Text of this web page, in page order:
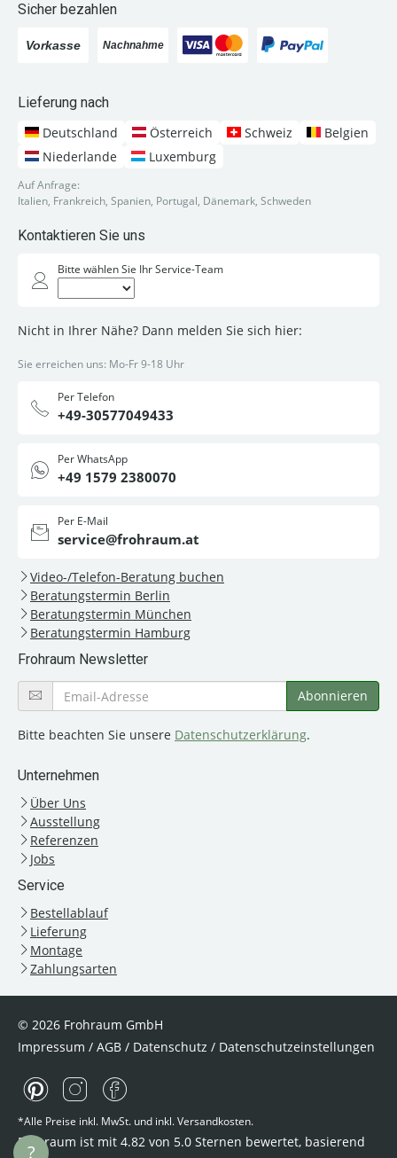
Sicher bezahlen
Lieferung nach
Deutschland
Österreich Schweiz
Belgien
Niederlande
Luxemburg
Auf Anfrage:
Italien, Frankreich, Spanien, Portugal, Dänemark, Schweden
Kontaktieren Sie uns
Bitte wählen Sie Ihr Service-Team
Nicht in Ihrer Nähe? Dann melden Sie sich hier:
Sie erreichen uns: Mo-Fr 9-18 Uhr
Per Telefon
+49-30577049433
Per WhatsApp
+49 1579 2380070
Per E-Mail
service@frohraum.at
Video-/Telefon-Beratung buchen
Beratungstermin Berlin
Beratungstermin München
Beratungstermin Hamburg
Frohraum Newsletter
Bitte beachten Sie unsere Datenschutzerklärung.
Unternehmen
Über Uns
Ausstellung
Referenzen
Jobs
Service
Bestellablauf
Lieferung
Montage
Zahlungsarten
© 2026 Frohraum GmbH
Impressum / AGB / Datenschutz / Datenschutzeinstellungen
*Alle Preise inkl. MwSt. und inkl. Versandkosten.
Frohraum ist mit 4.82 von 5.0 Sternen bewertet, basierend
?